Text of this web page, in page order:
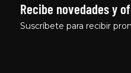
Recibe novedades y
Suscríbete para recibir